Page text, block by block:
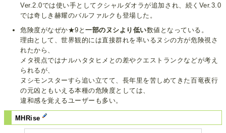
Ver.2.0では使い手としてクシャルダオラが追加され、続くVer.3.0
では奇しき赫耀のバルファルクも登場した。
危険度がなぜか★9と一部のヌシより低い数値となっている。
理由として、世界観的には直接群れを率いるヌシの方が危険視さ
れたから、
メタ視点ではナルハタタヒメとの差やクエストランクなどが考え
られるが、
ヌシモンスターすら追い立てて、長年里を苦しめてきた百竜夜行
の元凶ともいえる本種の危険度としては、
違和感を覚えるユーザーも多い。
MHRise